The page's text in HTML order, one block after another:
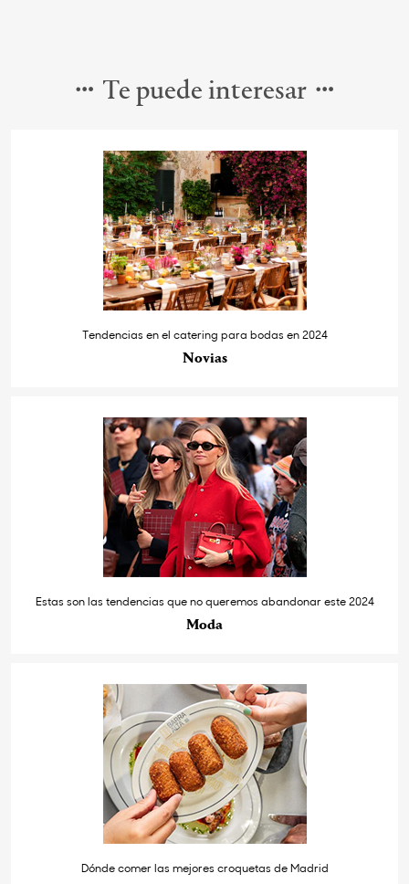
Te puede interesar
Tendencias en el catering para bodas en 2024
Novias
Estas son las tendencias que no queremos abandonar este 2024
Moda
Dónde comer las mejores croquetas de Madrid